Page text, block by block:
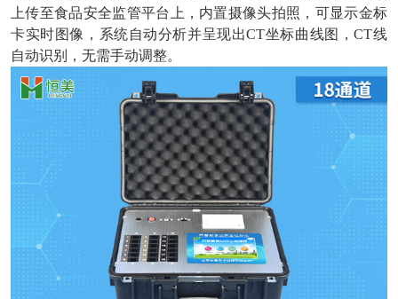
上传至食品安全监管平台上，内置摄像头拍照，可显示金标
卡实时图像，系统自动分析并呈现出CT坐标曲线图，CT线
自动识别，无需手动调整。